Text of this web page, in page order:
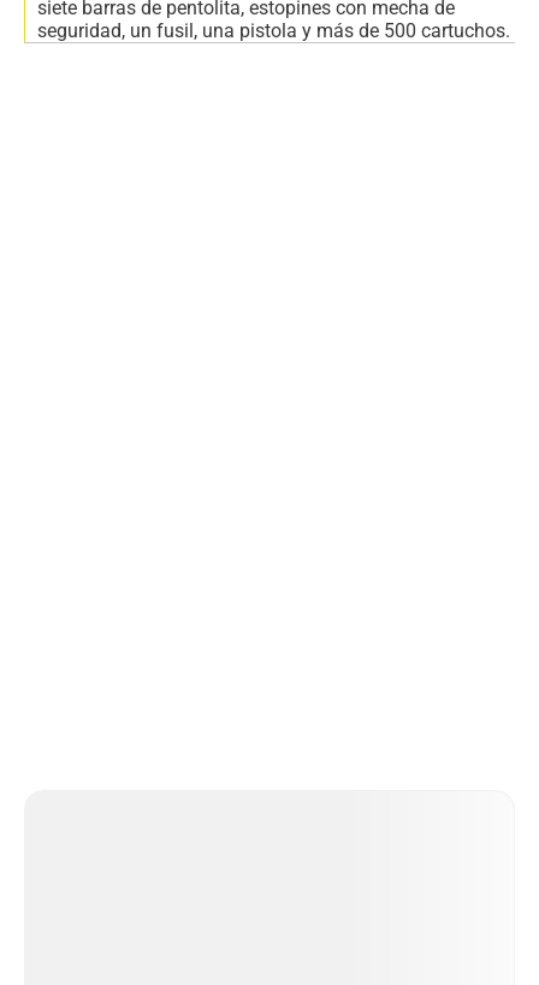
siete barras de pentolita, estopines con mecha de
seguridad, un fusil, una pistola y más de 500 cartuchos.